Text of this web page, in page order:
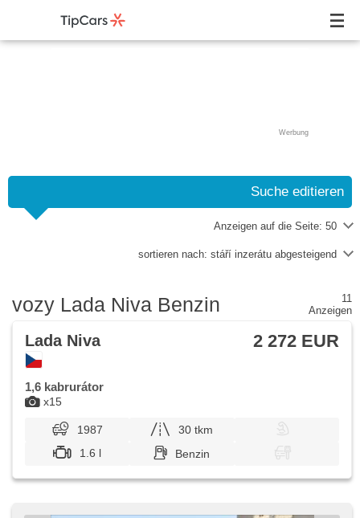
Werbung
Suche editieren
Anzeigen auf die Seite: 50
sortieren nach: stáří inzerátu abgesteigend
vozy Lada Niva Benzin
11
Anzeigen
x15
Lada Niva 2 272 EUR
1,6 kabrurátor
1987
30 tkm
1.6 l
Benzin